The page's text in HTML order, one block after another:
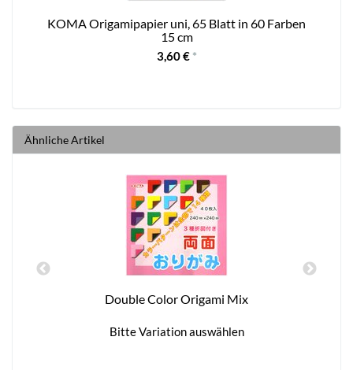
KOMA Origamipapier uni, 65 Blatt in 60 Farben
15 cm
3,60 € *
Ähnliche Artikel
Double Color Origami Mix
Bitte Variation auswählen